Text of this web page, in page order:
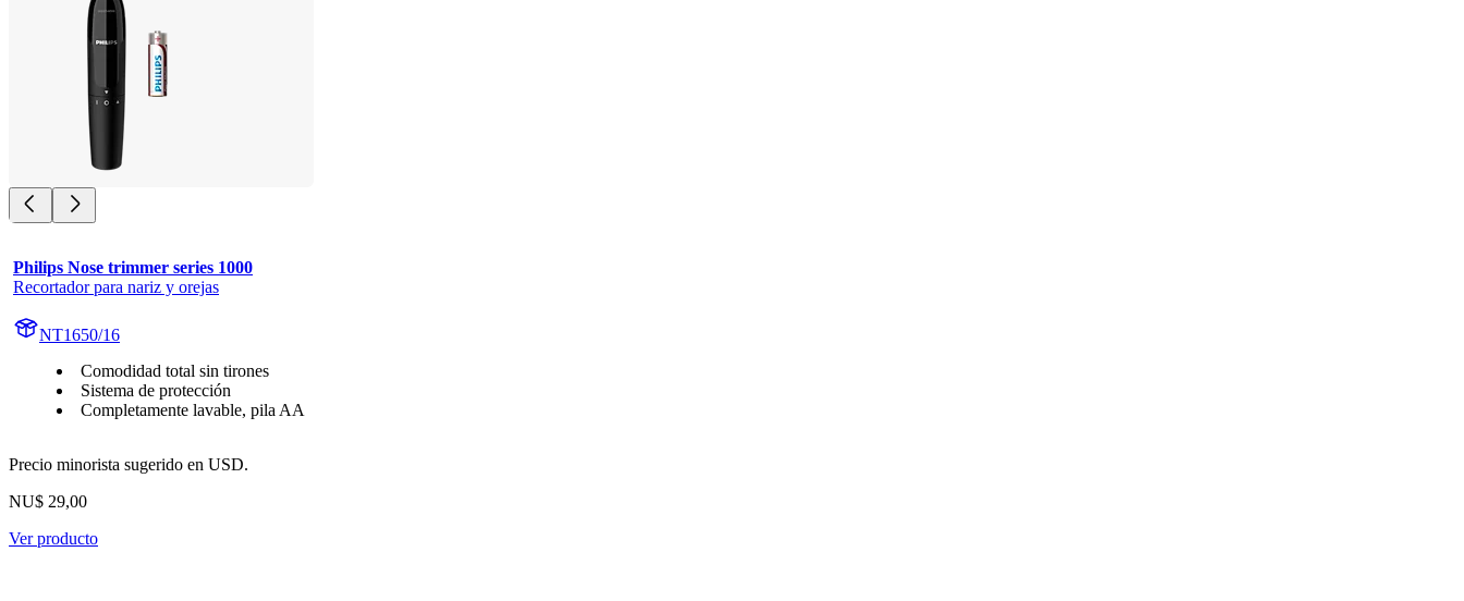
Philips Nose trimmer series 1000
Recortador para nariz y orejas
NT1650/16
Comodidad total sin tirones
Sistema de protección
Completamente lavable, pila AA
Precio minorista sugerido en USD.
NU$ 29,00
Ver producto